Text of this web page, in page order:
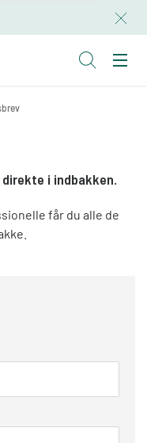
i indbakken.
får du alle de